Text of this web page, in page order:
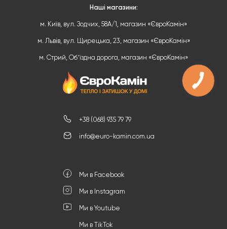
+38 (068) 935 79 79
info@euro-kamin.com.ua
Ми в Facebook
Ми в Instagram
Ми в Youtube
Ми в TikTok
Наші магазини:
м. Київ, вул. Зодчих, 58А/1, магазин «ЄвроКамін»
м. Львів, вул. Щирецька, 23, магазин «ЄвроКамін»
м. Стрий, Обʼїздна дорога, магазин «ЄвроКамін»